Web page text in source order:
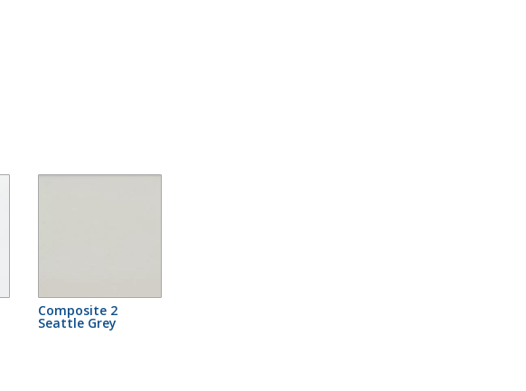
Composite 2
Seattle Grey